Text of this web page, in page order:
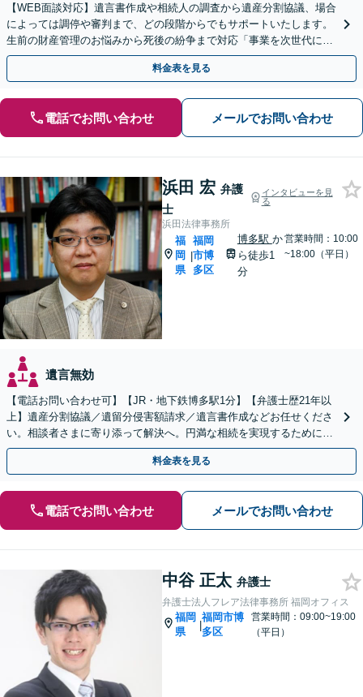
【WEB面談対応】遺言書作成や相続人の調査から遺産分割協議、場合
によっては調停や審判まで、どの段階からでもサポートいたします。
生前の財産管理のお悩みから死後の紛争まで対応「事業を次世代に引
き継ぐ安心の事業承継をサポート」【完全個室相談】
料金表を見る
電話でお問い合わせ メールでお問い合わせ
浜田 宏 弁護
士
インタビューを見
る
浜田法律事務所
福
岡
県
|
福岡
市博
多区
博多駅 か
ら徒歩1
分
営業時間：10:00
~18:00（平日）
遺言無効
【電話お問い合わせ可】【JR・地下鉄博多駅1分】【弁護士歴21年以
上】遺産分割協議／遺留分侵害額請求／遺言書作成などお任せくださ
い。相談者さまに寄り添って解決へ。円満な相続を実現するために
も、経験豊富な弁護士にお任せください
料金表を見る
電話でお問い合わせ メールでお問い合わせ
中谷 正太 弁護士
弁護士法人フレア法律事務所 福岡オフィス
福岡
県
|
福岡市博
多区
営業時間：09:00~19:00
（平日）